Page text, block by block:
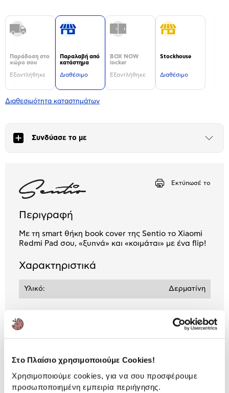
Στο Πλαίσιο χρησιμοποιούμε Cookies!
Χρησιμοποιούμε cookies, για να σου προσφέρουμε
προσωποποιημένη εμπειρία περιήγησης.
Παράδοση στο
χώρο σου
Εξαντλήθηκε
Παραλαβή από
κατάστημα
Διαθέσιμο
BOX NOW
locker
Εξαντλήθηκε
Stockhouse
Διαθέσιμο
Διαθεσιμότητα καταστημάτων
Συνδύασε το με
Άνοιξε
Εκτύπωσέ το
Περιγραφή
Με τη smart θήκη book cover της Sentio το Xiaomi
Redmi Pad σου, «ξυπνά» και «κοιμάται» με ένα flip!
Χαρακτηριστικά
Υλικό: Δερματίνη
Αναλυτική
Αναλυτική παρουσίαση
Προδιαγραφές
προϊόντος
Χαρακτηριστικά